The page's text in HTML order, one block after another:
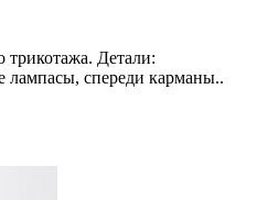
Детали:
лампасы, спереди карманы..